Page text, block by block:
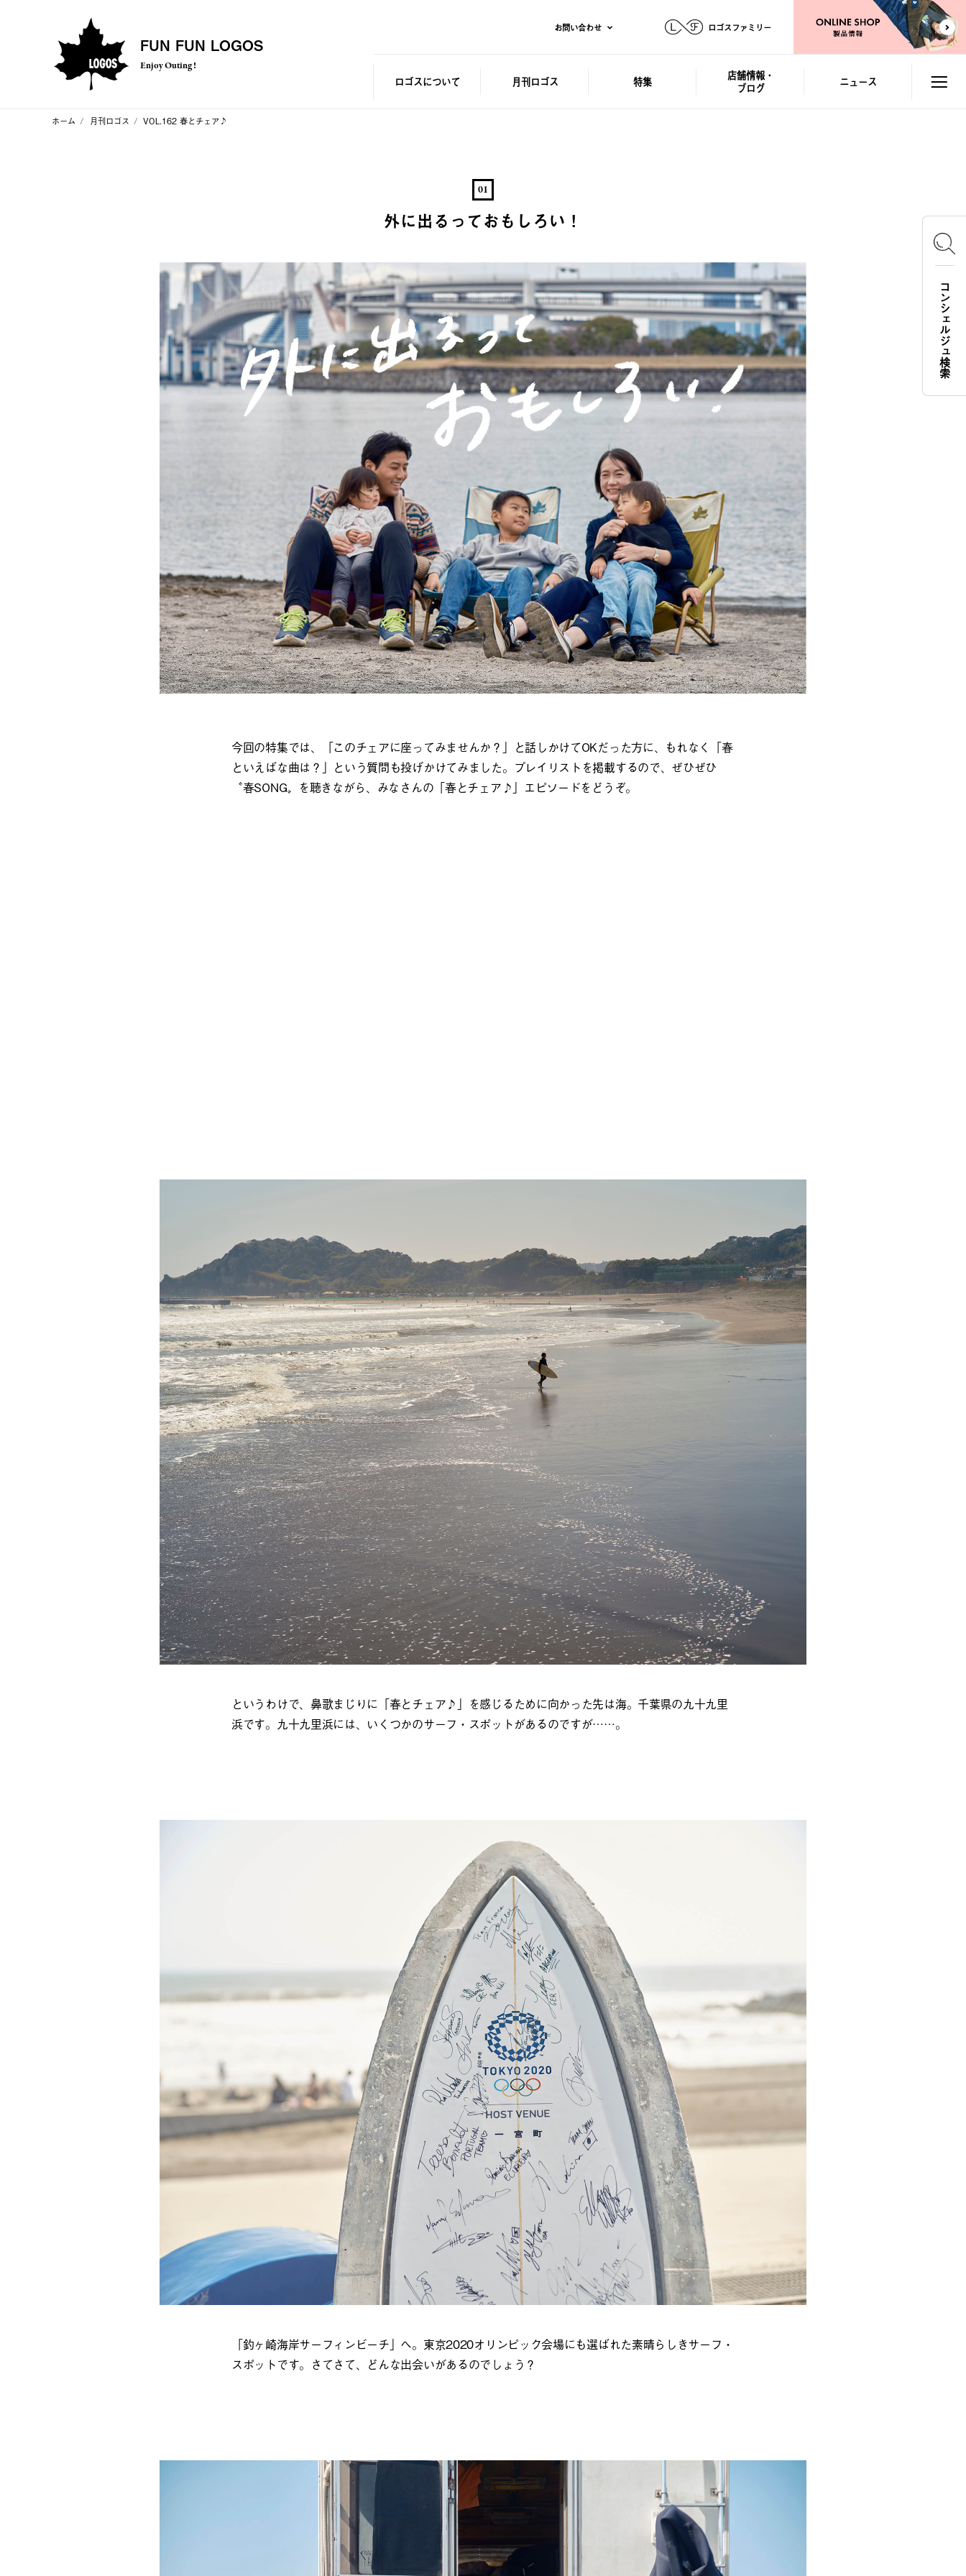
FUN FUN LOGOS
Enjoy Outing !
お問い合わせ ロゴスファミリー
ロゴスについて 月刊ロゴス 特集
店舗情報・
ブログ
ニュース
ホーム 月刊ロゴス VOL.162 春とチェア♪
01
外に出るっておもしろい！
今回の特集では、「このチェアに座ってみませんか？」と話しかけてOKだった方に、もれなく「春
といえばな曲は？」という質問も投げかけてみました。プレイリストを掲載するので、ぜひぜひ
〝春SONG〟を聴きながら、みなさんの「春とチェア♪」エピソードをどうぞ。
というわけで、鼻歌まじりに「春とチェア♪」を感じるために向かった先は海。千葉県の九十九里
浜です。九十九里浜には、いくつかのサーフ・スポットがあるのですが……。
「釣ヶ崎海岸サーフィンビーチ」へ。東京2020オリンピック会場にも選ばれた素晴らしきサーフ・
スポットです。さてさて、どんな出会いがあるのでしょう？
コンシェルジュ検索